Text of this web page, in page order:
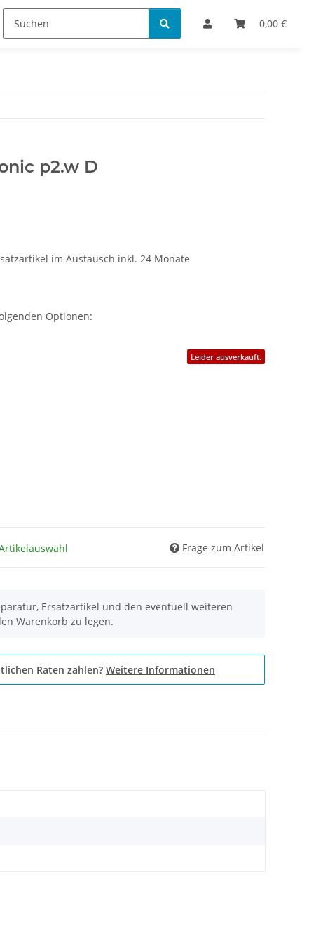
0,00 €
Bestellinformationen
p2.w D
im Austausch inkl. 24 Monate
Optionen:
Leider ausverkauft.
Frage zum Artikel
Ersatzartikel und den eventuell weiteren
Warenkorb zu legen.
Raten zahlen? Weitere Informationen